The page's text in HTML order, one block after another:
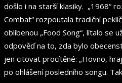
došlo i na starší klasiky. „1968“
Combat“ rozpoutala tradiční
oblíbenou „Food Song“, lítalo se
odpověď na to, zda bylo
jen citovat procítěné: „Hovno,
po ohlášení posledního songu.